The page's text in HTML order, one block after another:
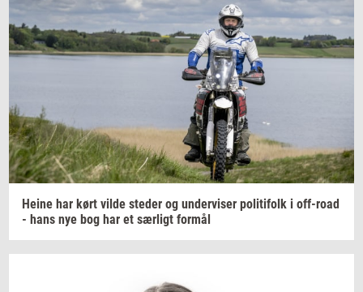
Heine har kørt vilde ste­der og un­der­vi­ser po­li­ti­folk i off-​road
- hans nye bog har et sær­ligt for­mål